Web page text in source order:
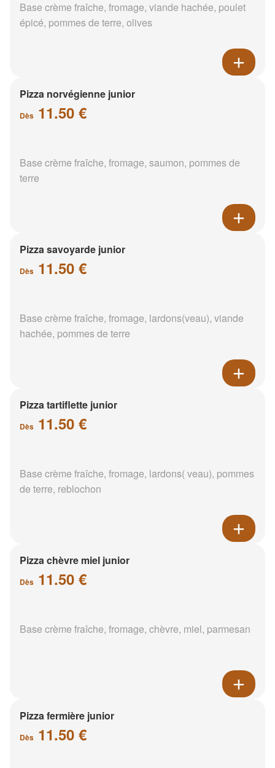
Base crème fraîche, fromage, viande hachée, poulet
épicé, pommes de terre, olives
Pizza norvégienne junior
Dès 11.50 €
Base crème fraîche, fromage, saumon, pommes de
terre
Pizza savoyarde junior
Dès 11.50 €
Base crème fraîche, fromage, lardons(veau), viande
hachée, pommes de terre
Pizza tartiflette junior
Dès 11.50 €
Base crème fraîche, fromage, lardons( veau), pommes
de terre, reblochon
Pizza chèvre miel junior
Dès 11.50 €
Base crème fraîche, fromage, chèvre, miel, parmesan
Pizza fermière junior
Dès 11.50 €